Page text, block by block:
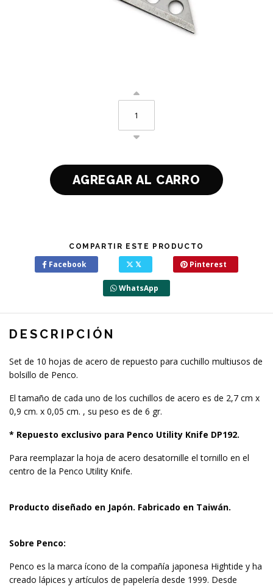
COMPARTIR ESTE PRODUCTO
Facebook 𝕏 Pinterest
WhatsApp
DESCRIPCIÓN
Set de 10 hojas de acero de repuesto para cuchillo multiusos de
bolsillo de Penco.
El tamaño de cada uno de los cuchillos de acero es de 2,7 cm x
0,9 cm. x 0,05 cm. , su peso es de 6 gr.
* Repuesto exclusivo para Penco Utility Knife DP192.
Para reemplazar la hoja de acero desatornille el tornillo en el
centro de la Penco Utility Knife.
Producto diseñado en Japón. Fabricado en Taiwán.
Sobre Penco:
Penco es la marca ícono de la compañía japonesa Hightide y ha
creado lápices y artículos de papelería desde 1999. Desde